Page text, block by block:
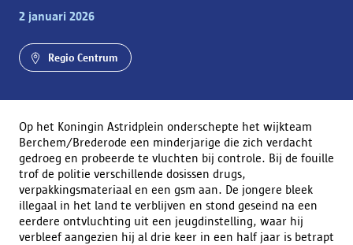
2 januari 2026
Regio Centrum
Op het Koningin Astridplein onderschepte het wijkteam
Berchem/Brederode een minderjarige die zich verdacht
gedroeg en probeerde te vluchten bij controle. Bij de fouille
trof de politie verschillende dosissen drugs,
verpakkingsmateriaal en een gsm aan. De jongere bleek
illegaal in het land te verblijven en stond geseind na een
eerdere ontvluchting uit een jeugdinstelling, waar hij
verbleef aangezien hij al drie keer in een half jaar is betrapt